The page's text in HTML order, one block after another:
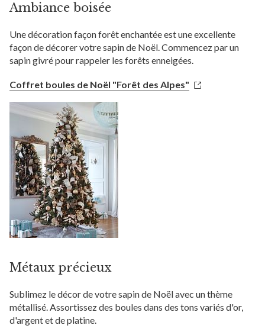
Ambiance boisée
Une décoration façon forêt enchantée est une excellente
façon de décorer votre sapin de Noël. Commencez par un
sapin givré pour rappeler les forêts enneigées.
Coffret boules de Noël "Forêt des Alpes"
Métaux précieux
Sublimez le décor de votre sapin de Noël avec un thème
métallisé. Assortissez des boules dans des tons variés d'or,
d'argent et de platine.